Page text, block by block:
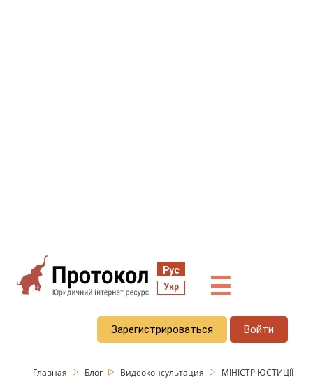
Рус
Укр ☰
Зарегистрироваться Войти
Главная Блог Видеоконсультация
МІНІСТР ЮСТИЦІЇ